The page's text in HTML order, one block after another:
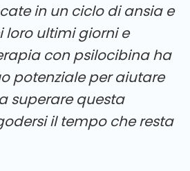
in un ciclo di ansia e
loro ultimi giorni e
con psilocibina ha
potenziale per aiutare
superare questa
il tempo che resta